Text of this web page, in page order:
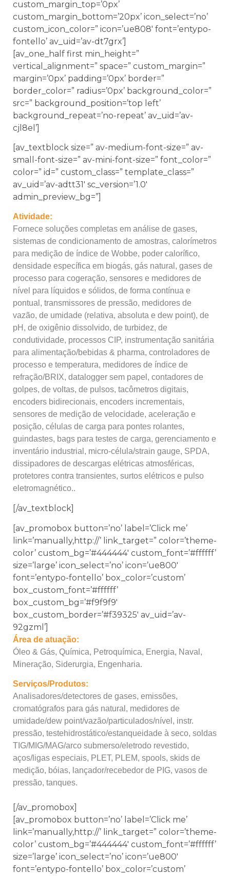
custom_margin_top=’0px’
custom_margin_bottom=’20px’ icon_select=’no’
custom_icon_color=” icon=’ue808′ font=’entypo-
fontello’ av_uid=’av-dt7grx’]
[av_one_half first min_height=”
vertical_alignment=” space=” custom_margin=”
margin=’0px’ padding=’0px’ border=”
border_color=” radius=’0px’ background_color=”
src=” background_position=’top left’
background_repeat=’no-repeat’ av_uid=’av-
cjl8el’]
[av_textblock size=” av-medium-font-size=” av-
small-font-size=” av-mini-font-size=” font_color=”
color=” id=” custom_class=” template_class=”
av_uid=’av-adtt31′ sc_version=’1.0′
admin_preview_bg=”]
Atividade:
Fornece soluções completas em análise de gases,
sistemas de condicionamento de amostras, calorímetros
para medição de índice de Wobbe, poder calorífico,
densidade específica em biogás, gás natural, gases de
processo para cogeração, sensores e medidores de
nível para líquidos e sólidos, de forma contínua e
pontual, transmissores de pressão, medidores de
vazão, de umidade (relativa, absoluta e dew point), de
pH, de oxigênio dissolvido, de turbidez, de
condutividade, processos CIP, instrumentação sanitária
para alimentação/bebidas & pharma, controladores de
processo e temperatura, medidores de índice de
refração/BRIX, datalogger sem papel, contadores de
golpes, de voltas, de pulsos, tacômetros digitais,
encoders bidirecionais, encoders incrementais,
sensores de medição de velocidade, aceleração e
posição, células de carga para pontes rolantes,
guindastes, bags para testes de carga, gerenciamento e
inventário industrial, micro-célula/strain gauge, SPDA,
dissipadores de descargas elétricas atmosféricas,
protetores contra transientes, surtos elétricos e pulso
eletromagnético..
[/av_textblock]
[av_promobox button=’no’ label=’Click me’
link=’manually,http://’ link_target=” color=’theme-
color’ custom_bg=’#444444′ custom_font=’#ffffff’
size=’large’ icon_select=’no’ icon=’ue800′
font=’entypo-fontello’ box_color=’custom’
box_custom_font=’#ffffff’
box_custom_bg=’#f9f9f9′
box_custom_border=’#f39325′ av_uid=’av-
92gzml’]
Área de atuação:
Óleo & Gás, Química, Petroquímica, Energia, Naval,
Mineração, Siderurgia, Engenharia.
Serviços/Produtos:
Analisadores/detectores de gases, emissões,
cromatógrafos para gás natural, medidores de
umidade/dew point/vazão/particulados/nível, instr.
pressão, testehidrostático/estanqueidade à seco, soldas
TIG/MIG/MAG/arco submerso/eletrodo revestido,
aços/ligas especiais, PLET, PLEM, spools, skids de
medição, bóias, lançador/recebedor de PIG, vasos de
pressão, tanques.
[/av_promobox]
[av_promobox button=’no’ label=’Click me’
link=’manually,http://’ link_target=” color=’theme-
color’ custom_bg=’#444444′ custom_font=’#ffffff’
size=’large’ icon_select=’no’ icon=’ue800′
font=’entypo-fontello’ box_color=’custom’